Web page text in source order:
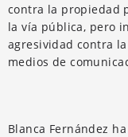
contra la propiedad
la vía pública, pero
agresividad contra
medios de
Blanca Fernández